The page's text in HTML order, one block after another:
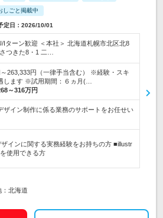
しごと掲載中
日：2026/10/01
Iターン歓迎 ＜本社＞ 北海道札幌市北区北8
つきた8・1 二…
～263,333円（一律手当含む） ※経験・スキ
します ※試用期間：６ヵ月(…
～316万円
ザイン制作に係る業務のサポートをお任せい
ザインに関する実務経験をお持ちの方 ■illustr
使用できる方
北海道